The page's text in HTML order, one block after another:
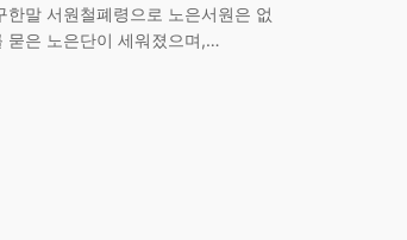
한말 서원철폐령으로 노은서원은 없
묻은 노은단이 세워졌으며,…